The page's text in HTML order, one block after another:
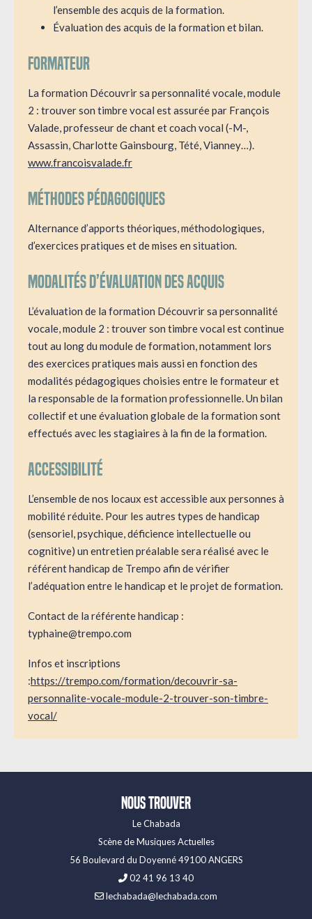
l’ensemble des acquis de la formation.
Évaluation des acquis de la formation et bilan.
Formateur
La formation Découvrir sa personnalité vocale, module
2 : trouver son timbre vocal est assurée par François
Valade, professeur de chant et coach vocal (-M-,
Assassin, Charlotte Gainsbourg, Tété, Vianney…).
www.francoisvalade.fr
Méthodes pédagogiques
Alternance d’apports théoriques, méthodologiques,
d’exercices pratiques et de mises en situation.
Modalités d’évaluation des acquis
L’évaluation de la formation Découvrir sa personnalité
vocale, module 2 : trouver son timbre vocal est continue
tout au long du module de formation, notamment lors
des exercices pratiques mais aussi en fonction des
modalités pédagogiques choisies entre le formateur et
la responsable de la formation professionnelle. Un bilan
collectif et une évaluation globale de la formation sont
effectués avec les stagiaires à la fin de la formation.
Accessibilité
L’ensemble de nos locaux est accessible aux personnes à
mobilité réduite. Pour les autres types de handicap
(sensoriel, psychique, déficience intellectuelle ou
cognitive) un entretien préalable sera réalisé avec le
référent handicap de Trempo afin de vérifier
l’adéquation entre le handicap et le projet de formation.
Contact de la référente handicap :
typhaine@trempo.com
Infos et inscriptions
:https://trempo.com/formation/decouvrir-sa-
personnalite-vocale-module-2-trouver-son-timbre-
vocal/
Nous trouver
Le Chabada
Scène de Musiques Actuelles
56 Boulevard du Doyenné 49100 ANGERS
02 41 96 13 40
lechabada@lechabada.com